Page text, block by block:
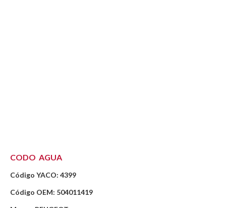
CODO AGUA
Código YACO: 4399
Código OEM: 504011419